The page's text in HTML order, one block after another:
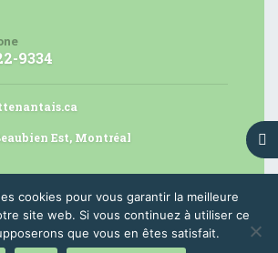
9334
Est, Montréal
© 2023Design by Alticom
cookies pour vous garantir la meilleure
site web. Si vous continuez à utiliser ce
que vous en êtes satisfait.